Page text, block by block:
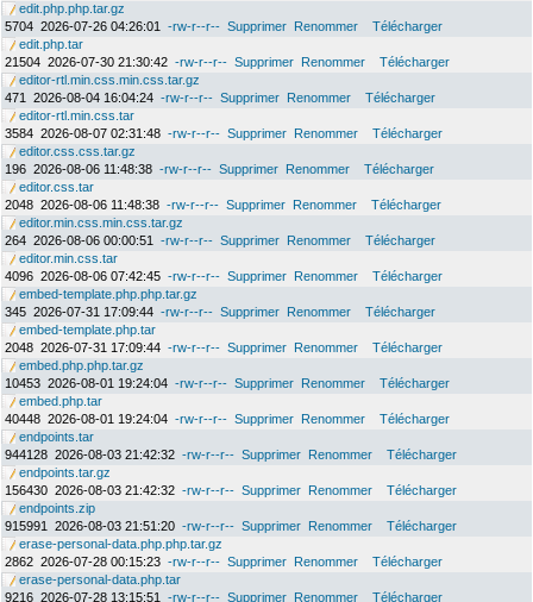
edit.php.php.tar.gz
5704 2026-07-26 04:26:01 -rw-r--r-- Supprimer Renommer
Télécharger
edit.php.tar
21504 2026-07-30 21:30:42 -rw-r--r-- Supprimer Renommer
Télécharger
editor-rtl.min.css.min.css.tar.gz
471
2026-08-04 16:04:24 -rw-r--r-- Supprimer Renommer
Télécharger
editor-rtl.min.css.tar
3584 2026-08-07 02:31:48 -rw-r--r-- Supprimer Renommer
Télécharger
editor.css.css.tar.gz
196 2026-08-06 11:48:38 -rw-r--r-- Supprimer Renommer
Télécharger
editor.css.tar
2048 2026-08-06 11:48:38 -rw-r--r-- Supprimer Renommer
Télécharger
editor.min.css.min.css.tar.gz
264 2026-08-06 00:00:51 -rw-r--r-- Supprimer Renommer
Télécharger
editor.min.css.tar
4096 2026-08-06 07:42:45 -rw-r--r-- Supprimer Renommer
Télécharger
embed-template.php.php.tar.gz
345 2026-07-31 17:09:44 -rw-r--r-- Supprimer Renommer
Télécharger
embed-template.php.tar
2048 2026-07-31 17:09:44 -rw-r--r-- Supprimer Renommer
Télécharger
embed.php.php.tar.gz
10453 2026-08-01 19:24:04 -rw-r--r-- Supprimer Renommer
Télécharger
embed.php.tar
40448 2026-08-01 19:24:04 -rw-r--r-- Supprimer Renommer
Télécharger
endpoints.tar
944128 2026-08-03 21:42:32 -rw-r--r-- Supprimer Renommer
Télécharger
endpoints.tar.gz
156430 2026-08-03 21:42:32 -rw-r--r-- Supprimer Renommer
Télécharger
endpoints.zip
915991
2026-08-03 21:51:20 -rw-r--r-- Supprimer Renommer
Télécharger
erase-personal-data.php.php.tar.gz
2862 2026-07-28 00:15:23 -rw-r--r-- Supprimer Renommer
Télécharger
erase-personal-data.php.tar
9216 2026-07-28 13:15:51 -rw-r--r-- Supprimer Renommer Télécharger